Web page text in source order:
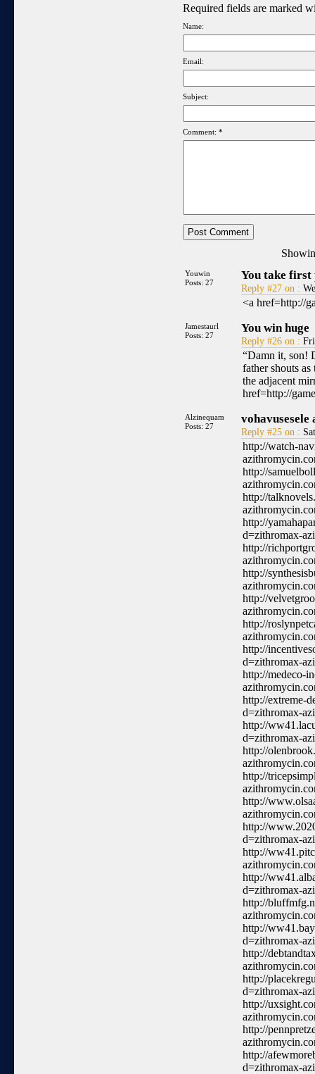
Required fields are marked
Name:
Email:
Subject:
Comment: *
Youwin
Posts: 27
You take
Reply #27 on :
<a href=http://
Jamestaurl
Posts: 27
You win huge
Reply #26 on :
“Damn it, son!
father shouts
the adjacent
href=http://
Alzinequam
Posts: 27
Reply #25 on :
http://watch-
http://
http://
http://
d=zithromax-
http://
http://
http://
http://
http://
d=zithromax-
http://medeco-
http://extreme-
d=zithromax-
http://
d=zithromax-
http://
http://
http://
http://
d=zithromax-
http://
http://
d=zithromax-
http://
http://
d=zithromax-
http://
http://
d=zithromax-
http://
http://
http://
d=zithromax-